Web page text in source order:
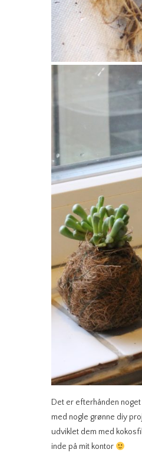
Det er efterhånden
med nogle grønne diy
udviklet dem med
inde på mit kontor